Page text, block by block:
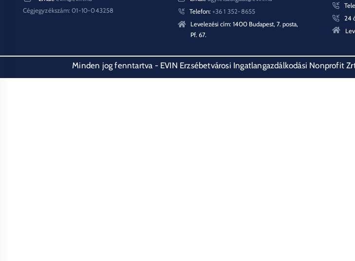
Cégjegyzékszám: 01-10-043258
Telefon: +36 1 352-8655
Levelezési cím: 1400 Budapest, 7. posta,
Pf. 67.
24
Minden jog fenntartva - EVIN Erzsébetvárosi Ingatlangazdálkodási Nonprofit